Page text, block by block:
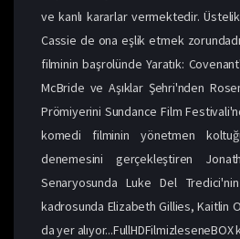
ve kanlı kararlar vermektedir.
Cassie de ona eşlik etmek
filminin başrolünde Yaratık:
McBride ve Aşıklar Şehri'nden
Prömiyerini Sundance Film
komedi filminin yönetmen
denemesini gerçekleştiren
Senaryosunda Luke Del
kadrosunda Elizabeth Gillies, Kaitlin
da yer